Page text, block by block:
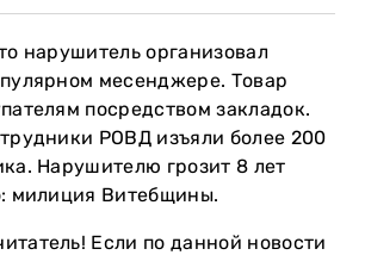
нарушитель организовал
месенджере. Товар
посредством закладок.
РОВД изъяли более 200
Нарушителю грозит 8 лет
милиция Витебщины.
Если по данной новости